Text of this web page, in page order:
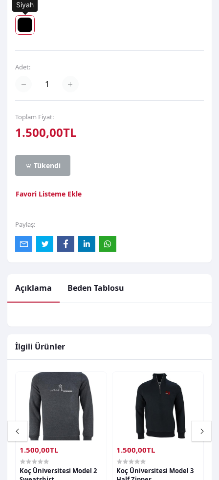
Renk:
Adet:
Toplam Fiyat:
1.500,00TL
Tükendi
Favori Listeme Ekle
Paylaş:
Açıklama Beden Tablosu
İlgili Ürünler
1.500,00TL
Koç Üniversitesi Model 2
1.500,00TL
Koç Üniversitesi Model 3
Siyah